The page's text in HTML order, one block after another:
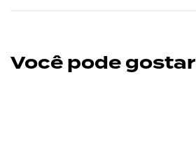
Você pode gostar